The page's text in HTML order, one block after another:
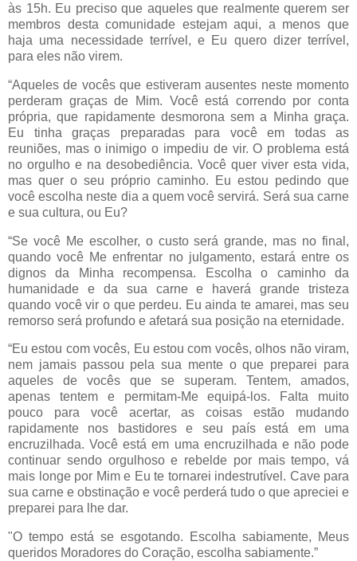
às 15h. Eu preciso que aqueles que realmente querem ser
membros desta comunidade estejam aqui, a menos que
haja uma necessidade terrível, e Eu quero dizer terrível,
para eles não virem.
“Aqueles de vocês que estiveram ausentes neste momento
perderam graças de Mim. Você está correndo por conta
própria, que rapidamente desmorona sem a Minha graça.
Eu tinha graças preparadas para você em todas as
reuniões, mas o inimigo o impediu de vir. O problema está
no orgulho e na desobediência. Você quer viver esta vida,
mas quer o seu próprio caminho. Eu estou pedindo que
você escolha neste dia a quem você servirá. Será sua carne
e sua cultura, ou Eu?
“Se você Me escolher, o custo será grande, mas no final,
quando você Me enfrentar no julgamento, estará entre os
dignos da Minha recompensa. Escolha o caminho da
humanidade e da sua carne e haverá grande tristeza
quando você vir o que perdeu. Eu ainda te amarei, mas seu
remorso será profundo e afetará sua posição na eternidade.
“Eu estou com vocês, Eu estou com vocês, olhos não viram,
nem jamais passou pela sua mente o que preparei para
aqueles de vocês que se superam. Tentem, amados,
apenas tentem e permitam-Me equipá-los. Falta muito
pouco para você acertar, as coisas estão mudando
rapidamente nos bastidores e seu país está em uma
encruzilhada. Você está em uma encruzilhada e não pode
continuar sendo orgulhoso e rebelde por mais tempo, vá
mais longe por Mim e Eu te tornarei indestrutível. Cave para
sua carne e obstinação e você perderá tudo o que apreciei e
preparei para lhe dar.
"O tempo está se esgotando. Escolha sabiamente, Meus
queridos Moradores do Coração, escolha sabiamente.”